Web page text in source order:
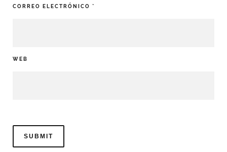
CORREO ELECTRÓNICO *
WEB